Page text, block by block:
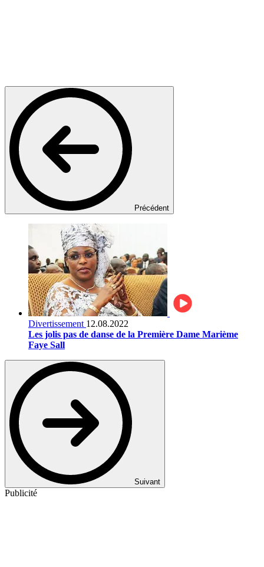
Précédent
Divertissement 12.08.2022
Les jolis pas de danse de la Première Dame Marième
Faye Sall
Suivant
Publicité